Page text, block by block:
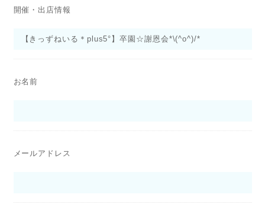
開催・出店情報
お名前
メールアドレス